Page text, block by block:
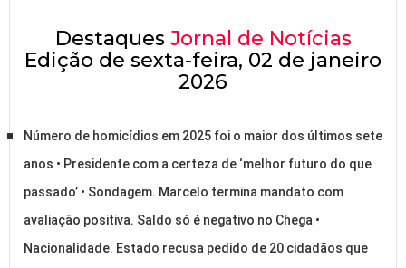
Destaques Jornal de Notícias
Edição de sexta-feira, 02 de janeiro
2026
Número de homicídios em 2025 foi o maior dos últimos sete
anos • Presidente com a certeza de ‘melhor futuro do que
passado’ • Sondagem. Marcelo termina mandato com
avaliação positiva. Saldo só é negativo no Chega •
Nacionalidade. Estado recusa pedido de 20 cidadãos que